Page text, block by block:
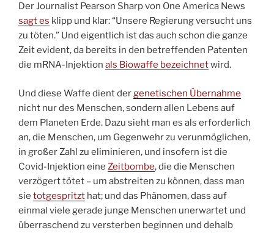
Der Journalist Pearson Sharp von One America News
sagt es klipp und klar: “Unsere Regierung versucht uns
zu töten.” Und eigentlich ist das auch schon die ganze
Zeit evident, da bereits in den betreffenden Patenten
die mRNA-Injektion als Biowaffe bezeichnetwird.
Und diese Waffe dient dergenetischen Übernahme
nicht nur des Menschen, sondern allen Lebens auf
dem Planeten Erde. Dazu sieht man es als erforderlich
an, die Menschen, um Gegenwehr zu verunmöglichen,
in großer Zahl zu eliminieren, und insofern ist die
Covid-Injektion eine Zeitbombe, die die Menschen
verzögert tötet – um abstreiten zu können, dass man
sie totgespritzt hat; und das Phänomen, dass auf
einmal viele gerade junge Menschen unerwartet und
überraschend zu versterben beginnen und dehalb